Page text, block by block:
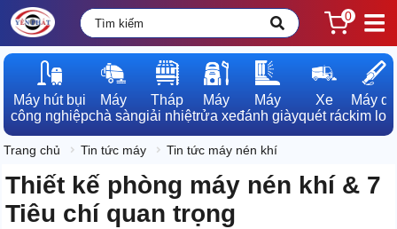
0
Máy hút bụi
công nghiệp
Máy
chà sàn
Tháp
giải nhiệt
Máy
rửa xe
Máy
đánh giày
Xe
quét rác
Máy dò
kim loại
Trang chủ Tin tức máy Tin tức máy nén khí
Thiết kế phòng máy nén khí & 7
Tiêu chí quan trọng